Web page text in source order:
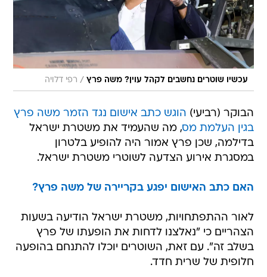
עכשיו שוטרים נחשבים לקהל עוין? משה פרץ / רפי דלויה
הבוקר (רביעי) הוגש כתב אישום נגד הזמר משה פרץ
בגין העלמת מס, מה שהעמיד את משטרת ישראל
בדילמה, שכן פרץ אמור היה להופיע בלטרון
במסגרת אירוע הצדעה לשוטרי משטרת ישראל.
האם כתב האישום יפגע בקריירה של משה פרץ?
לאור ההתפתחויות, משטרת ישראל הודיעה בשעות
הצהריים כי "נאלצנו לדחות את הופעתו של פרץ
בשלב זה". עם זאת, השוטרים יוכלו להתנחם בהופעה
חלופית של שרית חדד.